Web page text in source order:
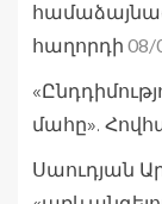
հաղորդի 08/
մահը».
Սաուդյան